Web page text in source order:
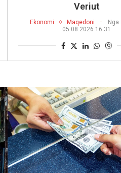
Veriut
Ekonomi Maqedoni Nga
05.08.2026 16:31